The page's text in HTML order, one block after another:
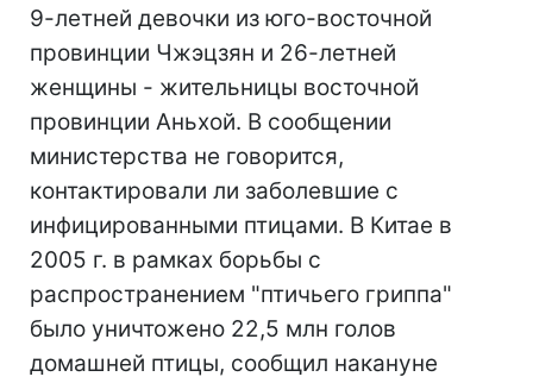
9-летней девочки из юго-восточной
провинции Чжэцзян и 26-летней
женщины - жительницы восточной
провинции Аньхой. В сообщении
министерства не говорится,
контактировали ли заболевшие с
инфицированными птицами. В Китае в
2005 г. в рамках борьбы с
распространением "птичьего гриппа"
было уничтожено 22,5 млн голов
домашней птицы, сообщил накануне